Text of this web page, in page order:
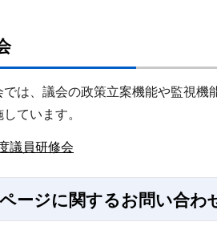
は、議会の政策立案機能や監視
ています。
議員研修会
ージに関するお問い合わ